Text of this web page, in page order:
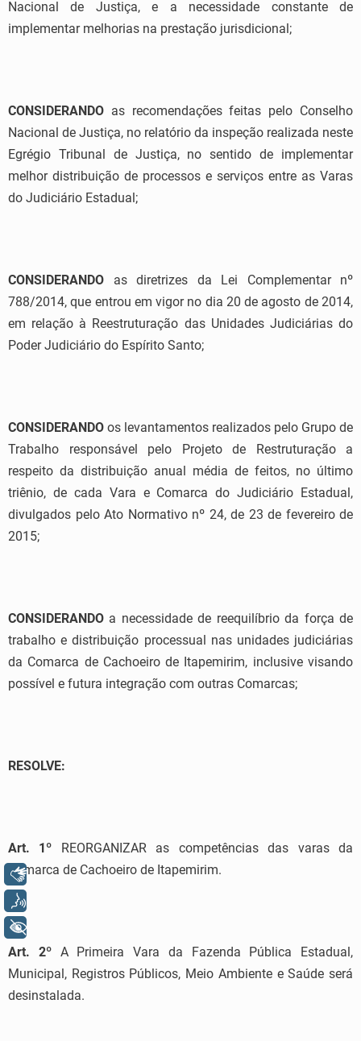
Nacional de Justiça, e a necessidade constante de
implementar melhorias na prestação jurisdicional;
CONSIDERANDO as recomendações feitas pelo Conselho
Nacional de Justiça, no relatório da inspeção realizada neste
Egrégio Tribunal de Justiça, no sentido de implementar
melhor distribuição de processos e serviços entre as Varas
do Judiciário Estadual;
CONSIDERANDO as diretrizes da Lei Complementar nº
788/2014, que entrou em vigor no dia 20 de agosto de 2014,
em relação à Reestruturação das Unidades Judiciárias do
Poder Judiciário do Espírito Santo;
CONSIDERANDO os levantamentos realizados pelo Grupo de
Trabalho responsável pelo Projeto de Restruturação a
respeito da distribuição anual média de feitos, no último
triênio, de cada Vara e Comarca do Judiciário Estadual,
divulgados pelo Ato Normativo nº 24, de 23 de fevereiro de
2015;
CONSIDERANDO a necessidade de reequilíbrio da força de
trabalho e distribuição processual nas unidades judiciárias
da Comarca de Cachoeiro de Itapemirim, inclusive visando
possível e futura integração com outras Comarcas;
RESOLVE:
Art. 1º REORGANIZAR as competências das varas da
Comarca de Cachoeiro de Itapemirim.
Art. 2ºA Primeira Vara da Fazenda Pública Estadual,
Municipal, Registros Públicos, Meio Ambiente e Saúde será
desinstalada.
Libras